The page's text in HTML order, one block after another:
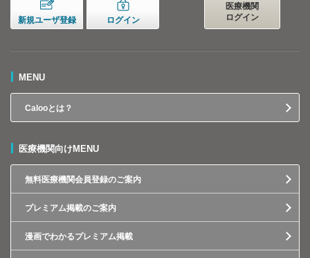
新規ユーザ登録 ログイン
医療機関
ログイン
MENU
Calooとは？
医療機関向けMENU
無料医療機関会員登録のご案内
プレミアム掲載のご案内
漫画でわかるプレミアム掲載